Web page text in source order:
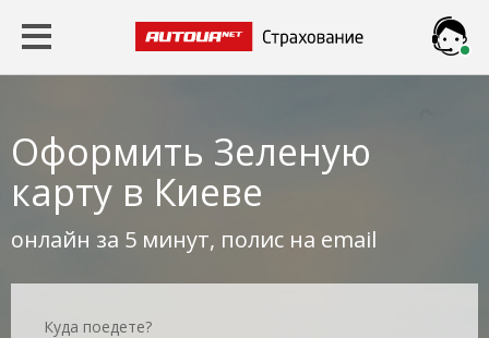
Оформить Зеленую
карту в Киеве
онлайн за 5 минут, полис на email
Куда поедете?
КАСКО
Зеленая
карта
Messenger
Telegram